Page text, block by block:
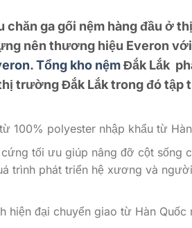
ga gối nệm hàng đầu ở
nên thương hiệu Everon
.Tổng kho nệmĐắk Lắk
trườngĐắk Lắktrong đó tập
100% polyester nhập khẩu từ
tối ưu giúp nâng đỡ cột sống
trình phát triển hệ xương và
hiện đại chuyển giao từ Hàn Quốc